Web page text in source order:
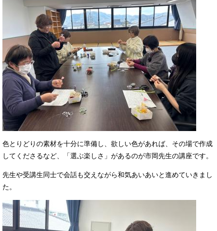
色とりどりの素材を十分に準備し、欲しい色があれば、その場で作成
してくださるなど、「選ぶ楽しさ」があるのが市岡先生の講座です。
先生や受講生同士で会話も交えながら和気あいあいと進めていきまし
た。